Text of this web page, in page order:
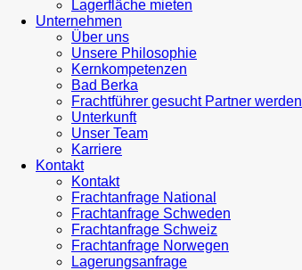
Lagerfläche mieten
Unternehmen
Über uns
Unsere Philosophie
Kernkompetenzen
Bad Berka
Frachtführer gesucht Partner werden
Unterkunft
Unser Team
Karriere
Kontakt
Kontakt
Frachtanfrage National
Frachtanfrage Schweden
Frachtanfrage Schweiz
Frachtanfrage Norwegen
Lagerungsanfrage